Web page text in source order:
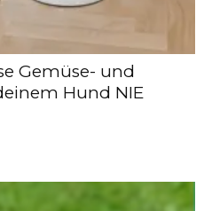
Gemüse- und
Hund NIE